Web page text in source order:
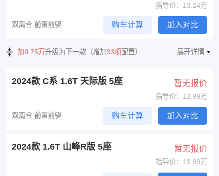
指导价：13.24万
双离合 前置前驱 购车计算 加入对比
加0.75万升级为下一款（增加33项配置） 展开详情
2024款 C系 1.6T 天际版 5座 暂无报价
指导价：13.99万
双离合 前置前驱 购车计算 加入对比
2024款 1.6T 山峰R版 5座 暂无报价
指导价：13.99万